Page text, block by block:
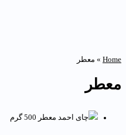
» معطر